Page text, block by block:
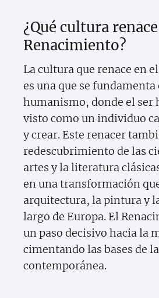
¿Qué cultura
Renacimiento?
La cultura que renace en
es una que se fundamenta
humanismo, donde el ser
visto como un individuo
y crear. Este renacer
redescubrimiento de las
artes y la literatura
en una transformación
arquitectura, la pintura y
largo de Europa. El
un paso decisivo hacia la
cimentando las bases de
contemporánea.